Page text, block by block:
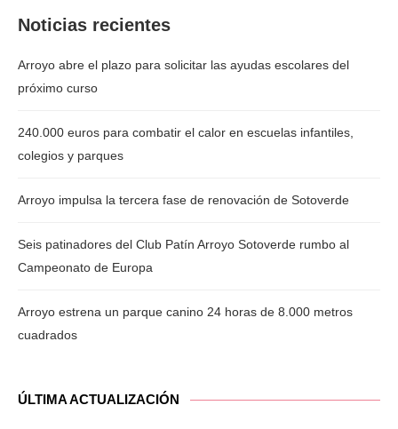
Noticias recientes
Arroyo abre el plazo para solicitar las ayudas escolares del
próximo curso
240.000 euros para combatir el calor en escuelas infantiles,
colegios y parques
Arroyo impulsa la tercera fase de renovación de Sotoverde
Seis patinadores del Club Patín Arroyo Sotoverde rumbo al
Campeonato de Europa
Arroyo estrena un parque canino 24 horas de 8.000 metros
cuadrados
ÚLTIMA ACTUALIZACIÓN